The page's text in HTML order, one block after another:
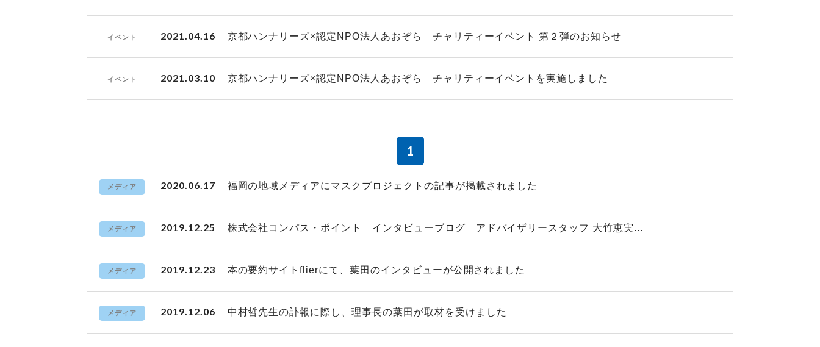
イベント 2021.04.16 京都ハンナリーズ×認定NPO法人あおぞら チャリティーイベント 第２弾のお知らせ
イベント 2021.03.10 京都ハンナリーズ×認定NPO法人あおぞら チャリティーイベントを実施しました
1
メディア 2020.06.17 福岡の地域メディアにマスクプロジェクトの記事が掲載されました
メディア 2019.12.25 株式会社コンパス・ポイント インタビューブログ アドバイザリースタッフ 大竹恵実...
メディア 2019.12.23 本の要約サイトflierにて、葉田のインタビューが公開されました
メディア 2019.12.06 中村哲先生の訃報に際し、理事長の葉田が取材を受けました